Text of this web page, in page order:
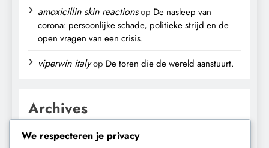
amoxicillin skin reactionsop De nasleep van
corona: persoonlijke schade, politieke strijd en de
open vragen van een crisis.
viperwin italyop De toren die de wereld aanstuurt.
Archives
augustus 2026
We respecteren je privacy